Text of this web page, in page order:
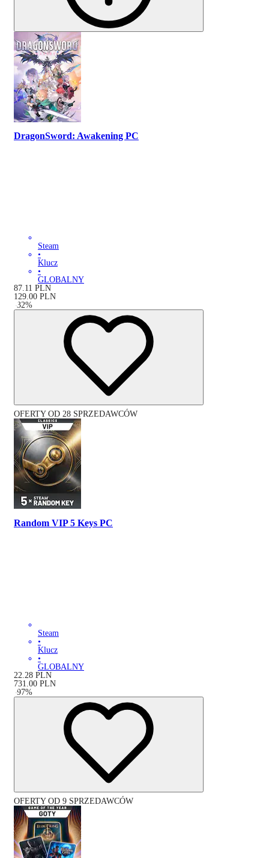
DragonSword: Awakening PC
Steam
•
Klucz
•
GLOBALNY
87.11 PLN
129.00 PLN
-32%
OFERTY OD 28 SPRZEDAWCÓW
Random VIP 5 Keys PC
Steam
•
Klucz
•
GLOBALNY
22.28 PLN
731.00 PLN
-97%
OFERTY OD 9 SPRZEDAWCÓW